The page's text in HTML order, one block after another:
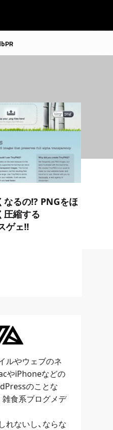
なるの!? PNGをほ
圧縮する
ゲェ!!
ルやウェブのネ
やiPhoneなどの
のことな
雑食系ブログメデ
れないし、ならな